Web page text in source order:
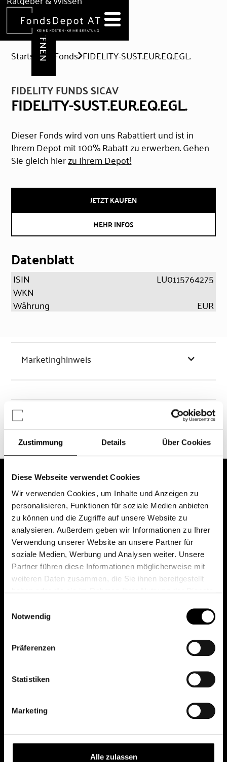
Zustimmung Details Über Cookies
Diese Webseite verwendet Cookies
Wir verwenden Cookies, um Inhalte und Anzeigen zu
personalisieren, Funktionen für soziale Medien anbieten
zu können und die Zugriffe auf unsere Website zu
analysieren. Außerdem geben wir Informationen zu Ihrer
Verwendung unserer Website an unsere Partner für
soziale Medien, Werbung und Analysen weiter. Unsere
Partner führen diese Informationen möglicherweise mit
weiteren Daten zusammen, die Sie ihnen bereitgestellt
Notwendig
Präferenzen
Statistiken
Marketing
Alle zulassen
Hilfe & Formulare
DEPOT ERÖFFNEN
Startseite Fonds FIDELITY-SUST.EUR.EQ.EGL.
FIDELITY FUNDS SICAV
FIDELITY-SUST.EUR.EQ.EGL.
Dieser Fonds wird von uns Rabattiert und ist in
Ihrem Depot mit 100% Rabatt zu erwerben. Gehen
Sie gleich hierzu Ihrem Depot!
JETZT KAUFEN
MEHR INFOS
Datenblatt
ISIN
LU0115764275
WKN
Währung
EUR
Marketinghinweis
Chancen & Risiken
Das erste Depot in Österreich mit 0€ Kontoführung,
0€ Ausgabeaufschlag und 0€ Depotgebühren bei
knapp 2000 Fonds und 0€ Orderspesen.
All rights reserved.
Depot eröffnen
Depot übertragen
Konditionen